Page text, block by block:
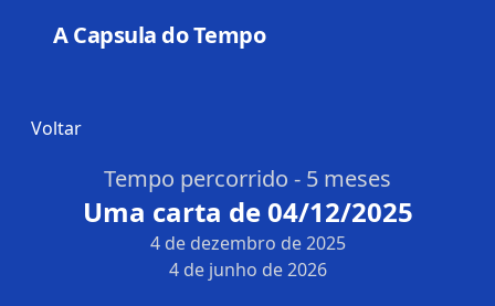
A Capsula do Tempo
Voltar
Tempo percorrido - 5 meses
Uma carta de 04/12/2025
4 de dezembro de 2025
4 de junho de 2026